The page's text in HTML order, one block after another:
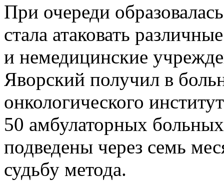
При очереди
стала атаковать
и немедицинские
Яворский получил в
онкологического
50 амбулаторных
подведены через семь
судьбу метода.